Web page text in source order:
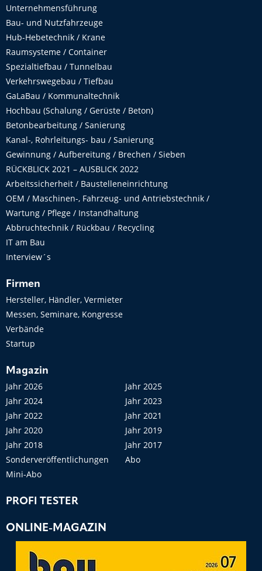
Unternehmensführung
Bau- und Nutzfahrzeuge
Hub-Hebetechnik / Krane
Raumsysteme / Container
Spezialtiefbau / Tunnelbau
Verkehrswegebau / Tiefbau
GaLaBau / Kommunaltechnik
Hochbau (Schalung / Gerüste / Beton)
Betonbearbeitung / Sanierung
Kanal-, Rohrleitungs- bau / Sanierung
Gewinnung / Aufbereitung / Brechen / Sieben
RÜCKBLICK 2021 – AUSBLICK 2022
Arbeitssicherheit / Baustelleneinrichtung
OEM / Maschinen-, Fahrzeug- und Antriebstechnik /
Wartung / Pflege / Instandhaltung
Abbruchtechnik / Rückbau / Recycling
IT am Bau
Interview´s
Firmen
Hersteller, Händler, Vermieter
Messen, Seminare, Kongresse
Verbände
Startup
Magazin
Jahr 2026
Jahr 2025
Jahr 2024
Jahr 2023
Jahr 2022
Jahr 2021
Jahr 2020
Jahr 2019
Jahr 2018
Jahr 2017
Sonderveröffentlichungen
Abo
Mini-Abo
PROFI TESTER
ONLINE-MAGAZIN